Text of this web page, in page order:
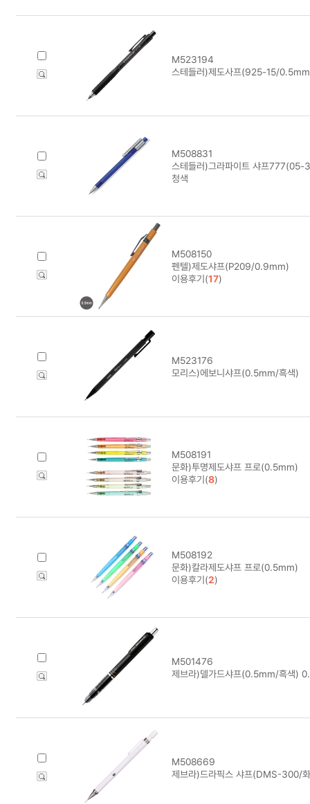
M523194
스테들러)제도사프(925-15/
M508831
스테들러)그라파이트 샤프
청색
M508150
펜텔)제도샤프(P209/0.9mm)
이용후기(17)
M523176
모리스)에보니샤프(0.5mm/흑색)
M508191
문화)투명제도샤프 프로(0.5mm)
이용후기(8)
M508192
문화)칼라제도샤프 프로(0.5mm)
이용후기(2)
M501476
제브라)델가드샤프(0.5mm/흑색)
M508669
제브라)드라픽스 샤프(DMS-300/